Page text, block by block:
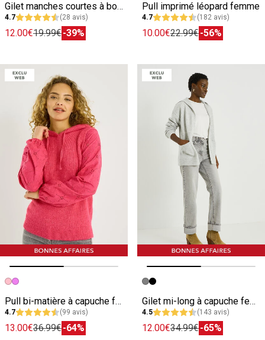
Gilet manches courtes à bouton femme
4.7 (28 avis)
12.00€19.99€-39%
Pull imprimé léopard femme
4.7 (182 avis)
10.00€22.99€-56%
Image précédente
Image suivante
Pull bi-matière à capuche femme
4.7 (99 avis)
13.00€36.99€-64%
Image précédente
Image suivante
Gilet mi-long à capuche femme
4.5 (143 avis)
12.00€34.99€-65%